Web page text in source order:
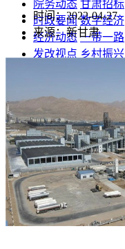
院务动态 甘肃招标
时政要闻 数字经济
经济动态 一带一路
发改视点 乡村振兴
时间：2022-04-27
来源：新甘肃